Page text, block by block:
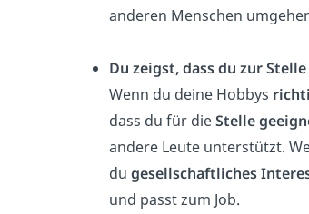
anderen Menschen
Du zeigst, dass du zur
Wenn du deine Hobbys
dass du für dieStelle
andere Leute unterstützt.
du gesellschaftliches
und passt zum Job.